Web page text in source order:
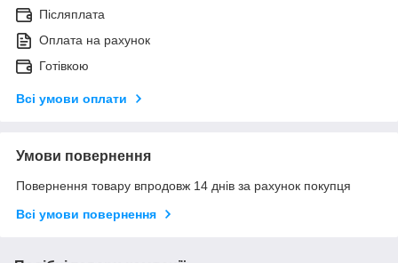
Післяплата
Оплата на рахунок
Готівкою
Всі умови оплати
Умови повернення
Повернення товару впродовж 14 днів за рахунок покупця
Всі умови повернення